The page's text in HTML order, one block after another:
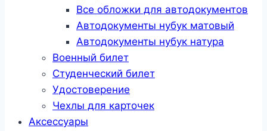
Все обложки для автодокументов
Автодокументы нубук матовый
Автодокументы нубук натура
Военный билет
Студенческий билет
Удостоверение
Чехлы для карточек
Аксессуары